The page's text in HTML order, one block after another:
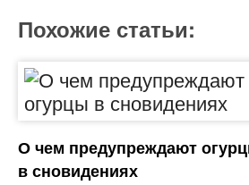
Похожие статьи:
О чем предупреждают
в сновидениях